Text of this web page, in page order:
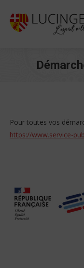
Pour toutes vos
https://www.service-